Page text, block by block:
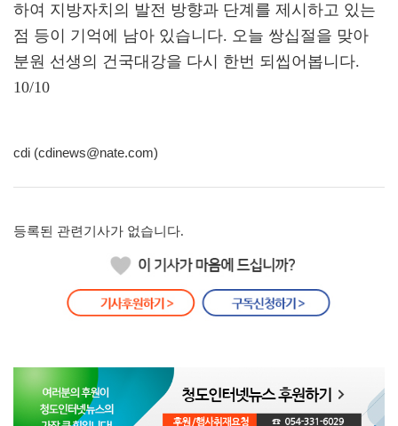
하여 지방자치의 발전 방향과 단계를 제시하고 있는
점 등이 기억에 남아 있습니다. 오늘 쌍십절을 맞아
분원 선생의 건국대강을 다시 한번 되씹어봅니다.
10/10
cdi (cdinews@nate.com)
등록된 관련기사가 없습니다.